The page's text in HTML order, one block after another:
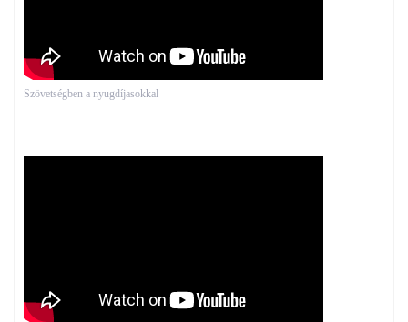
Szövetségben a nyugdíjasokkal